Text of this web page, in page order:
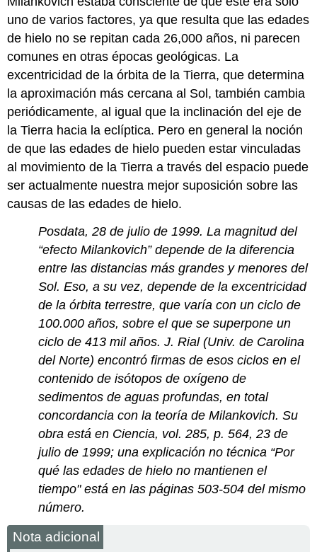
uno de varios factores, ya que resulta que las edades
de hielo no se repitan cada 26,000 años, ni parecen
comunes en otras épocas geológicas. La
excentricidad de la órbita de la Tierra, que determina
la aproximación más cercana al Sol, también cambia
periódicamente, al igual que la inclinación del eje de
la Tierra hacia la eclíptica. Pero en general la noción
de que las edades de hielo pueden estar vinculadas
al movimiento de la Tierra a través del espacio puede
ser actualmente nuestra mejor suposición sobre las
causas de las edades de hielo.
Posdata, 28 de julio de 1999. La magnitud del
“efecto Milankovich” depende de la diferencia
entre las distancias más grandes y menores del
Sol. Eso, a su vez, depende de la excentricidad
de la órbita terrestre, que varía con un ciclo de
100.000 años, sobre el que se superpone un
ciclo de 413 mil años. J. Rial (Univ. de Carolina
del Norte) encontró firmas de esos ciclos en el
contenido de isótopos de oxígeno de
sedimentos de aguas profundas, en total
concordancia con la teoría de Milankovich. Su
obra está en Ciencia, vol. 285, p. 564, 23 de
julio de 1999; una explicación no técnica “Por
qué las edades de hielo no mantienen el
tiempo" está en las páginas 503-504 del mismo
número.
Nota adicional